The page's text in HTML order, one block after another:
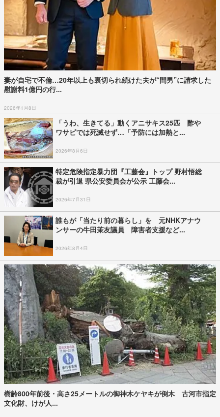
妻が自宅で不倫…20年以上も裏切られ続けた夫が“間男”に請求した
慰謝料1億円の行...
2026年1月8日
「うわ、生きてる」動くアニサキス25匹 酢や
ワサビでは死滅せず…「予防には加熱と...
2026年8月6日
特定危険指定暴力団『工藤会』トップ 野村悟総
裁が引退 県公安委員会が公示 工藤会...
2026年7月31日
誰もが「当たり前の暮らし」を 元NHKアナウ
ンサーの牛田茉友議員 障害者支援など...
2026年8月4日
樹齢800年前後・高さ25メートルの御神木ケヤキが倒木 古河市指定
文化財、けが人...